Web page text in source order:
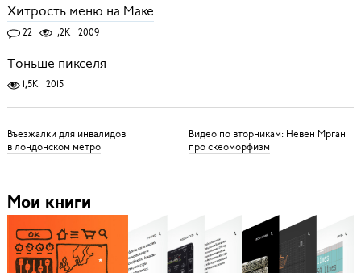
Хитрость меню на Маке
22 1,2K 2009
Тоньше пикселя
1,5K 2015
Въезжалки для инвалидов
в лондонском метро
Видео по вторникам: Невен Мрган
про скеоморфизм
Мои книги